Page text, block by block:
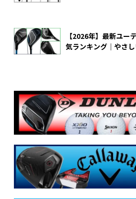
【2026年】最新ユー
気ランキング｜やさ